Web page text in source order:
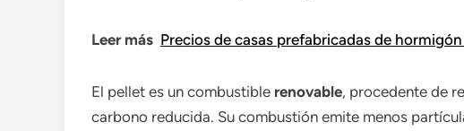
Leer más Precios de casas prefabricadas de
El pellet es un combustible renovable, procedente de
carbono reducida. Su combustión emite menos